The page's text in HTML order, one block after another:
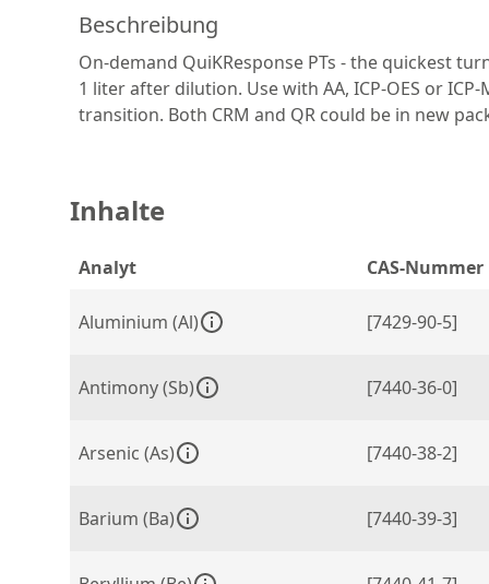
Beschreibung
On-demand QuiKResponse PTs - the quickest
1 liter after dilution. Use with AA, ICP-OES or
transition. Both CRM and QR could be in new
Inhalte
Analyt CAS-Nummer
Aluminium (Al) [7429-90-5]
Antimony (Sb) [7440-36-0]
Arsenic (As) [7440-38-2]
Barium (Ba) [7440-39-3]